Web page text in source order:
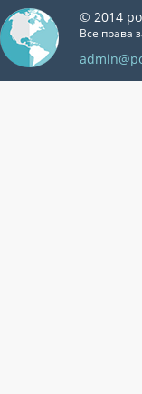
© 2014
Все права